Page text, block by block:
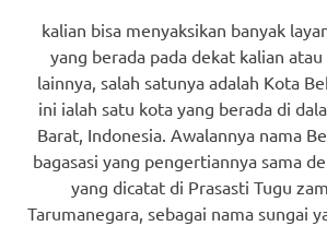
kalian bisa menyaksikan banyak
yang berada pada dekat kalian
lainnya, salah satunya adalah Kota
ini ialah satu kota yang berada di
Barat, Indonesia. Awalannya nama
bagasasi yang pengertiannya sama
yang dicatat di Prasasti Tugu
Tarumanegara, sebagai nama sungai